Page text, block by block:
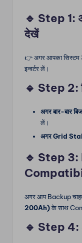
🔹 Step 1:
देखें
👉 अगर आपका सिस्टम
इन्वर्टर लें।
🔹 Step 2:
अगर बार-बार
लें।
अगर Grid
🔹 Step
अगर आप Backup
200Ah)के साथ
🔹 Step